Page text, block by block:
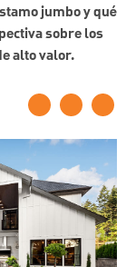
jumbo y qué
sobre los
alto valor.